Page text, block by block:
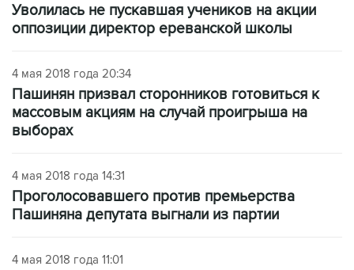
Уволилась не пускавшая учеников на акции
оппозиции директор ереванской школы
4 мая 2018 года 20:34
Пашинян призвал сторонников готовиться к
массовым акциям на случай проигрыша на
выборах
4 мая 2018 года 14:31
Проголосовавшего против премьерства
Пашиняна депутата выгнали из партии
4 мая 2018 года 11:01